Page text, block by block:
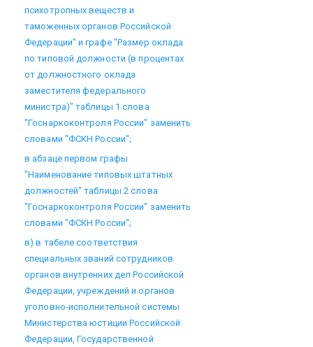
психотропных веществ и
таможенных органов Российской
Федерации" и графе "Размер оклада
по типовой должности (в процентах
от должностного оклада
заместителя федерального
министра)" таблицы 1 слова
"Госнаркоконтроля России" заменить
словами "ФСКН России";
в абзаце первом графы
"Наименование типовых штатных
должностей" таблицы 2 слова
"Госнаркоконтроля России" заменить
словами "ФСКН России";
в) в табеле соответствия
специальных званий сотрудников
органов внутренних дел Российской
Федерации, учреждений и органов
уголовно-исполнительной системы
Министерства юстиции Российской
Федерации, Государственной